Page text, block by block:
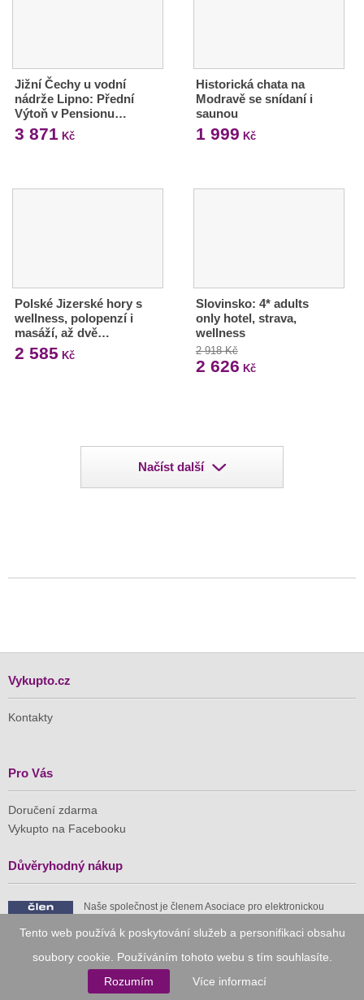
Tento web používá k poskytování služeb a personifikaci obsahu
soubory cookie. Používáním tohoto webu s tím souhlasíte.
Rozumím
Více informací
Jižní Čechy u vodní
nádrže Lipno: Přední
Výtoň v Pensionu…
3 871 Kč
Historická chata na
Modravě se snídaní i
saunou
1 999 Kč
Polské Jizerské hory s
wellness, polopenzí i
masáží, až dvě…
2 585 Kč
Slovinsko: 4* adults
only hotel, strava,
wellness
2 918 Kč
2 626 Kč
Načíst další
Vykupto.cz
Kontakty
Pro Vás
Doručení zdarma
Vykupto na Facebooku
Důvěryhodný nákup
Naše společnost je členem Asociace pro elektronickou